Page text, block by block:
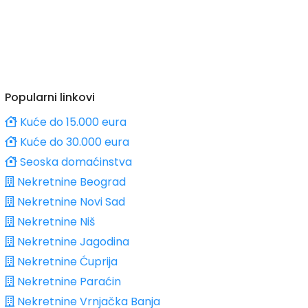
Popularni linkovi
Kuće do 15.000 eura
Kuće do 30.000 eura
Seoska domaćinstva
Nekretnine Beograd
Nekretnine Novi Sad
Nekretnine Niš
Nekretnine Jagodina
Nekretnine Ćuprija
Nekretnine Paraćin
Nekretnine Vrnjačka Banja